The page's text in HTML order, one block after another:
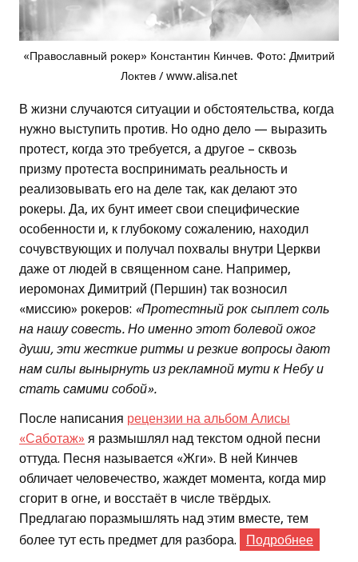
«Православный рокер» Константин Кинчев. Фото: Дмитрий
Локтев / www.alisa.net
В жизни случаются ситуации и обстоятельства, когда
нужно выступить против. Но одно дело — выразить
протест, когда это требуется, а другое – сквозь
призму протеста воспринимать реальность и
реализовывать его на деле так, как делают это
рокеры. Да, их бунт имеет свои специфические
особенности и, к глубокому сожалению, находил
сочувствующих и получал похвалы внутри Церкви
даже от людей в священном сане. Например,
иеромонах Димитрий (Першин) так возносил
«миссию» рокеров: «Протестный рок сыплет соль
на нашу совесть. Но именно этот болевой ожог
души, эти жесткие ритмы и резкие вопросы дают
нам силы вынырнуть из рекламной мути к Небу и
стать самими собой».
После написания рецензии на альбом Алисы
«Саботаж» я размышлял над текстом одной песни
оттуда. Песня называется «Жги». В ней Кинчев
обличает человечество, жаждет момента, когда мир
сгорит в огне, и восстаёт в числе твёрдых.
Предлагаю поразмышлять над этим вместе, тем
более тут есть предмет для разбора.
Подробнее